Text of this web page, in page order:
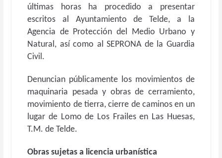
últimas horas ha procedido a presentar
escritos al Ayuntamiento de Telde, a la
Agencia de Protección del Medio Urbano y
Natural, así como al SEPRONA de la Guardia
Civil.
Denuncian públicamente los movimientos de
maquinaria pesada y obras de cerramiento,
movimiento de tierra, cierre de caminos en un
lugar de Lomo de Los Frailes en Las Huesas,
T.M. de Telde.
Obras sujetas a licencia urbanística